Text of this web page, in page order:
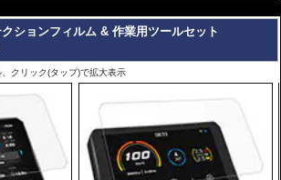
ションフィルム & 作業用ツールセット
クリック(タップ)で拡大表示